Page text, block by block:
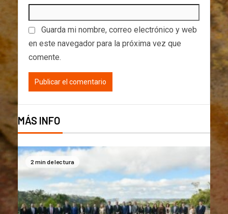
Guarda mi nombre, correo electrónico y web
en este navegador para la próxima vez que
comente.
MÁS INFO
2 min de lectura